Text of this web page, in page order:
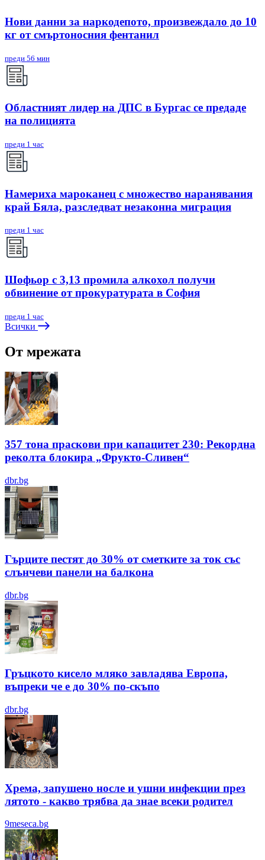
Нови данни за наркодепото, произвеждало до 10
кг от смъртоносния фентанил
преди 56 мин
Областният лидер на ДПС в Бургас се предаде
на полицията
преди 1 час
Намериха мароканец с множество наранявания
край Бяла, разследват незаконна миграция
преди 1 час
Шофьор с 3,13 промила алкохол получи
обвинение от прокуратурата в София
преди 1 час
Всички
От мрежата
357 тона праскови при капацитет 230: Рекордна
реколта блокира „Фрукто-Сливен“
dbr.bg
Гърците пестят до 30% от сметките за ток със
слънчеви панели на балкона
dbr.bg
Гръцкото кисело мляко завладява Европа,
въпреки че е до 30% по-скъпо
dbr.bg
Хрема, запушено носле и ушни инфекции през
лятотo - какво трябва да знае всеки родител
9meseca.bg